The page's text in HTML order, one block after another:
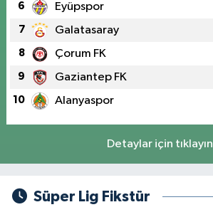
6 Eyüpspor
7 Galatasaray
8 Çorum FK
9 Gaziantep FK
10 Alanyaspor
Detaylar için tıklayın
Süper Lig Fikstür